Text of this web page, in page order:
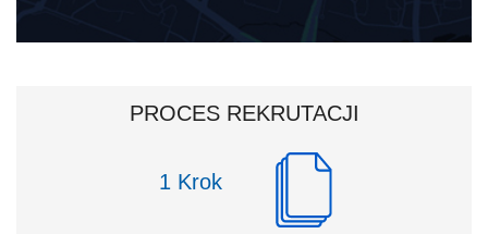
PROCES REKRUTACJI
Krok